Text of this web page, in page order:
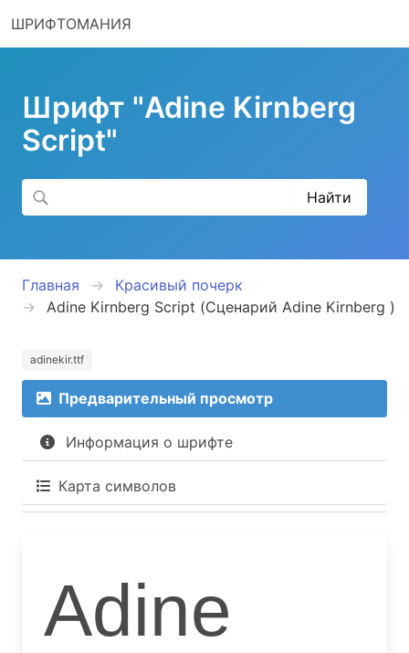
ШРИФТОМАНИЯ
Шрифт "Adine Kirnberg
Script"
Главная
Красивый почерк
Adine Kirnberg Script (Сценарий Adine Kirnberg )
adinekir.ttf
Предварительный просмотр
Информация о шрифте
Карта символов
Adine